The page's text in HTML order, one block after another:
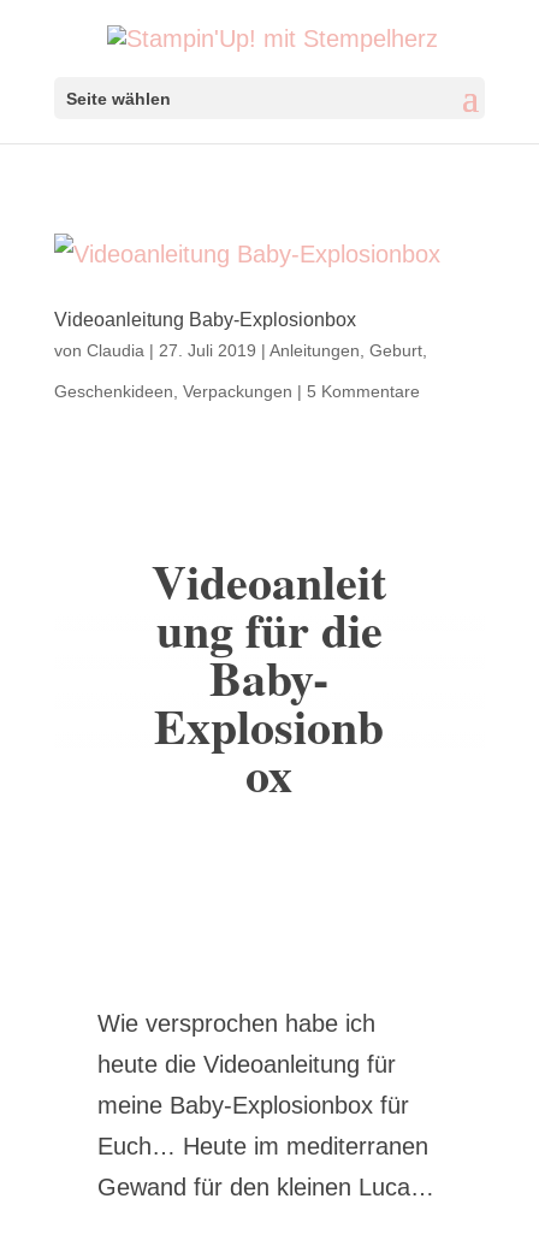
Seite wählen
Videoanleitung Baby-Explosionbox
von Claudia | 27. Juli 2019 | Anleitungen Geburt,
Geschenkideen Verpackungen | 5 Kommentare
Videoanleit
ung für die
Baby-
Explosionb
ox
Wie versprochen habe ich
heute die Videoanleitung für
meine Baby-Explosionbox für
Euch… Heute im mediterranen
Gewand für den kleinen Luca…